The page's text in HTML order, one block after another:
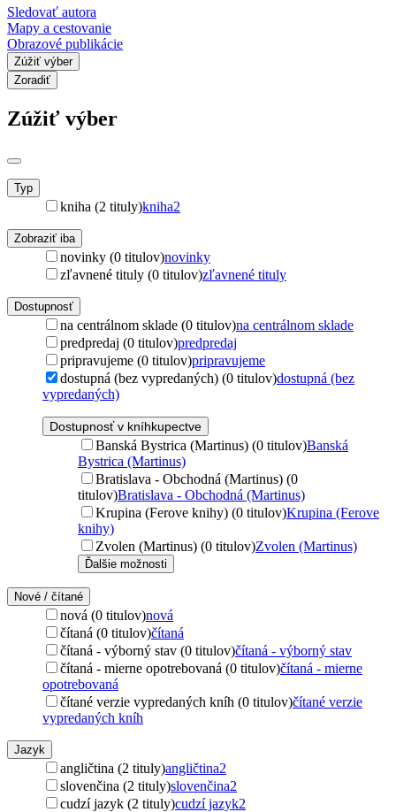
Sledovať autora
Mapy a cestovanie
Obrazové publikácie
Zúžiť výber
Zoradiť
Zúžiť výber
Typ
kniha (2 tituly)kniha2
Zobraziť iba
novinky (0 titulov)novinky
zľavnené tituly (0 titulov)zľavnené tituly
Dostupnosť
na centrálnom sklade (0 titulov)na centrálnom sklade
predpredaj (0 titulov)predpredaj
pripravujeme (0 titulov)pripravujeme
dostupná (bez vypredaných) (0 titulov)dostupná (bez
vypredaných)
Dostupnosť v kníhkupectve
Banská Bystrica (Martinus) (0 titulov)Banská
Bystrica (Martinus)
Bratislava - Obchodná (Martinus) (0
titulov)Bratislava - Obchodná (Martinus)
Krupina (Ferove knihy) (0 titulov)Krupina (Ferove
knihy)
Zvolen (Martinus) (0 titulov)Zvolen (Martinus)
Ďalšie možnosti
Nové / čítané
nová (0 titulov)nová
čítaná (0 titulov)čítaná
čítaná - výborný stav (0 titulov)čítaná - výborný stav
čítaná - mierne opotrebovaná (0 titulov)čítaná - mierne
opotrebovaná
čítané verzie vypredaných kníh (0 titulov)čítané verzie
vypredaných kníh
Jazyk
angličtina (2 tituly)angličtina2
slovenčina (2 tituly)slovenčina2
cudzí jazyk (2 tituly)cudzí jazyk2